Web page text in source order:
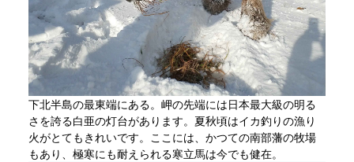
下北半島の最東端にある。岬の先端には日本最大級の明る
さを誇る白亜の灯台があります。夏秋頃はイカ釣りの漁り
火がとてもきれいです。ここには、かつての南部藩の牧場
もあり、極寒にも耐えられる寒立馬は今でも健在。